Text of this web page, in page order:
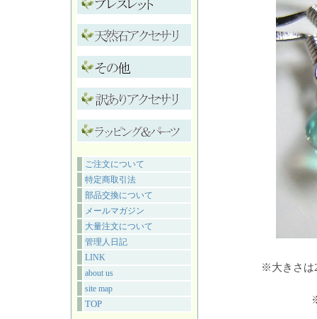
ご注文について
特定商取引法
部品交換について
メールマガジン
大量注文について
管理人日記
LINK
about us
site map
TOP
※大きさは